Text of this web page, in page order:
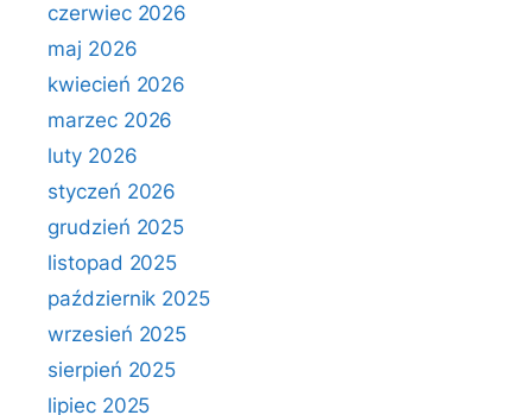
czerwiec 2026
maj 2026
kwiecień 2026
marzec 2026
luty 2026
styczeń 2026
grudzień 2025
listopad 2025
październik 2025
wrzesień 2025
sierpień 2025
lipiec 2025